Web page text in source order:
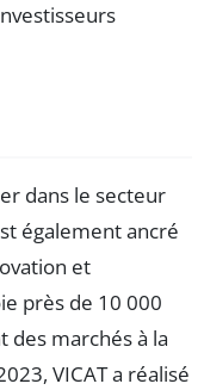
dans le secteur
également ancré
et
près de 10 000
des marchés à la
VICAT a réalisé